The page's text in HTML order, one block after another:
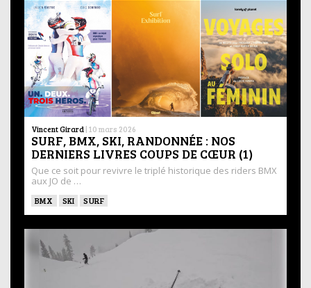
Vincent Girard | 10 mars 2026
SURF, BMX, SKI, RANDONNÉE : NOS
DERNIERS LIVRES COUPS DE CŒUR (1)
Que ce soit pour revivre le triplé historique des riders BMX
aux JO de …
BMX SKI SURF